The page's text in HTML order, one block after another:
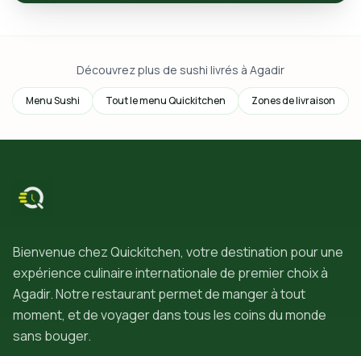
Découvrez plus de sushi livrés à Agadir
Menu Sushi Tout le menu Quickitchen Zones de livraison
Bienvenue chez Quickitchen, votre destination pour une
expérience culinaire internationale de premier choix à
Agadir. Notre restaurant permet de manger à tout
moment, et de voyager dans tous les coins du monde
sans bouger.